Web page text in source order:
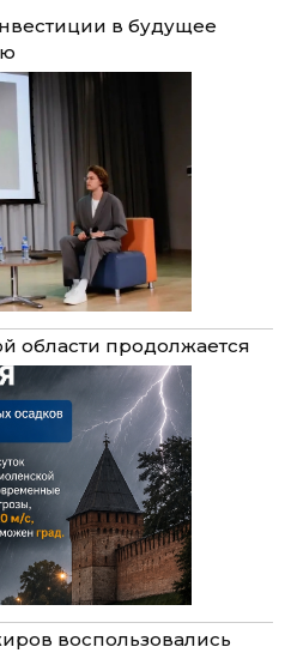
в будущее
области продолжается
воспользовались